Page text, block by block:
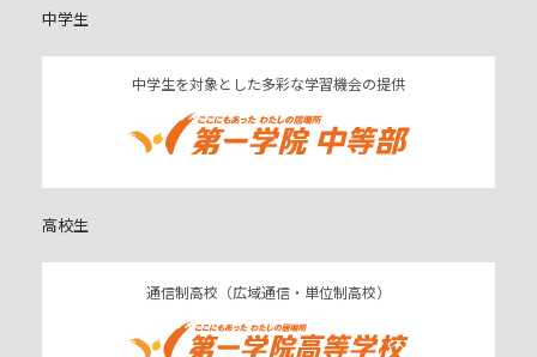
中学生
中学生を対象とした多彩な学習機会の提供
高校生
通信制高校（広域通信・単位制高校）